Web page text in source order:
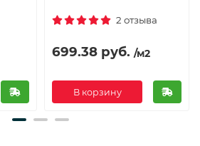
2 отзыва
699.38 руб. /м2
В корзину